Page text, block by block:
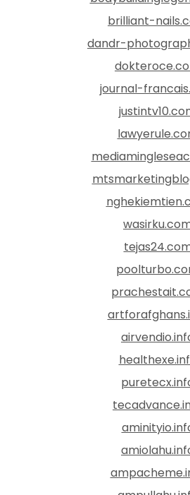
brilliant-
dandr-
journal-